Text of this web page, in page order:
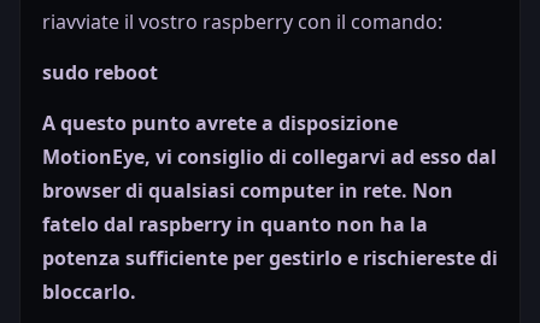
riavviate il vostro raspberry con il comando:
sudo reboot
A questo punto avrete a disposizione
MotionEye, vi consiglio di collegarvi ad esso dal
browser di qualsiasi computer in rete. Non
fatelo dal raspberry in quanto non ha la
potenza sufficiente per gestirlo e rischiereste di
bloccarlo.